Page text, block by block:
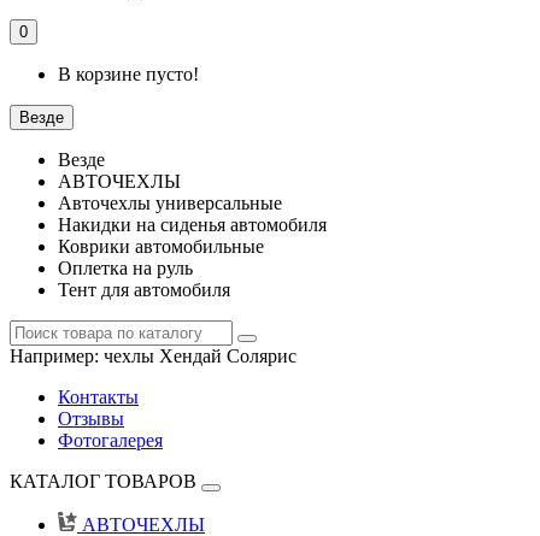
0
В корзине пусто!
Везде
Везде
АВТОЧЕХЛЫ
Авточехлы универсальные
Накидки на сиденья автомобиля
Коврики автомобильные
Оплетка на руль
Тент для автомобиля
Например: чехлы Хендай Солярис
Контакты
Отзывы
Фотогалерея
КАТАЛОГ ТОВАРОВ
АВТОЧЕХЛЫ